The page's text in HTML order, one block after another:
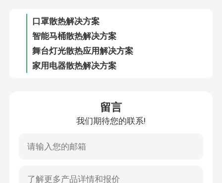
口罩散热解决方案
智能马桶散热解决方案
舞台灯光散热应用解决方案
家用电器散热解决方案
留言
我们期待您的联系!